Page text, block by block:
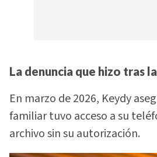
La denuncia que hizo tras
En marzo de 2026, Keydy
familiar tuvo acceso a su
archivo sin su autorización.